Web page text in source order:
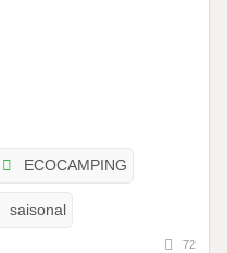
ECOCAMPING
saisonal
72